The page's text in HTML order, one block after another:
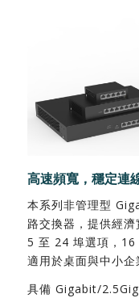
高速頻寬，穩定連
本系列非管理型
路交換器，提供經
5 至 24 埠選項，16
適用於桌面與中小企
具備 Gigabit/